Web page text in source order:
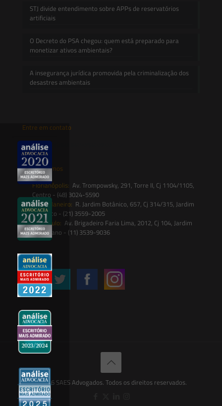
STJ divide entendimento sobre APPs de reservatórios
artificiais
O Decreto do PSA chegou: quem está preparado para
monetizar ativos ambientais?
A insegurança jurídica promovida pela criminalização dos
desastres ambientais
Entre em contato
contato@saesadvogados.com.br
Onde estamos
Florianópolis: Av. Trompowsky, 291, Torre II, Cj 1104/1105,
Centro - (48) 3024-5590
Rio de Janeiro: R. Jardim Botânico, 657, Cj 314/315, Jardim
Botânico - (21) 3559-2005
São Paulo: Av. Brigadeiro Faria Lima, 2012, Cj 104, Jardim
Paulistano - (11) 3539-9036
Siga-nos
© 2026 SAES Advogados. Todos os direitos reservados.